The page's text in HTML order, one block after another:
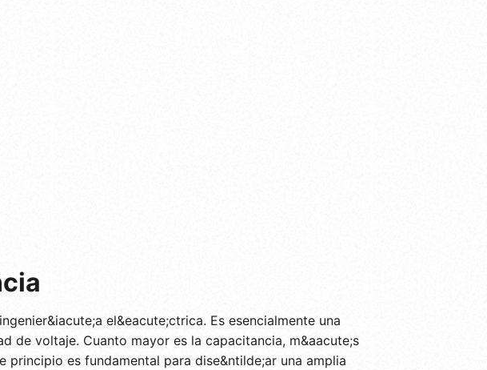
el&eacute;ctrica. Es esencialmente una
de voltaje. Cuanto mayor es la capacitancia, m&aacute;s
es fundamental para dise&ntilde;ar una amplia